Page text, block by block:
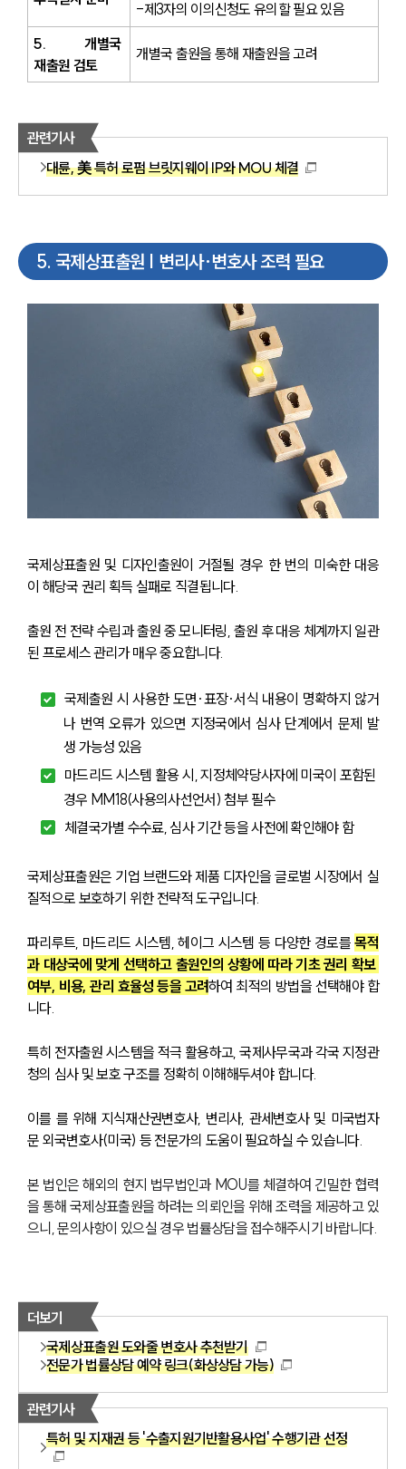
-제3자의 이의신청도 유의할 필요 있음
5. 개별국
재출원 검토
개별국 출원을 통해 재출원을 고려
관련기사
대륜, 美 특허 로펌 브릿지웨이 IP와 MOU 체결
5. 국제상표출원 | 변리사·변호사 조력 필요
국제상표출원 및 디자인출원이 거절될 경우 한 번의 미숙한 대응
이 해당국 권리 획득 실패로 직결됩니다.
출원 전 전략 수립과 출원 중 모니터링, 출원 후 대응 체계까지 일관
된 프로세스 관리가 매우 중요합니다.
국제출원 시 사용한 도면·표장·서식 내용이 명확하지 않거
나 번역 오류가 있으면 지정국에서 심사 단계에서 문제 발
생 가능성 있음
마드리드 시스템 활용 시, 지정체약당사자에 미국이 포함된
경우 MM18(사용의사선언서) 첨부 필수
체결국가별 수수료, 심사 기간 등을 사전에 확인해야 함
국제상표출원은 기업 브랜드와 제품 디자인을 글로벌 시장에서 실
질적으로 보호하기 위한 전략적 도구입니다.
파리루트, 마드리드 시스템, 헤이그 시스템 등 다양한 경로를 목적
과 대상국에 맞게 선택하고 출원인의 상황에 따라 기초 권리 확보
여부, 비용, 관리 효율성 등을 고려하여 최적의 방법을 선택해야 합
니다.
특히 전자출원 시스템을 적극 활용하고, 국제사무국과 각국 지정관
청의 심사 및 보호 구조를 정확히 이해해두셔야 합니다.
이를 를 위해 지식재산권변호사, 변리사, 관세변호사 및 미국법자
문 외국변호사(미국) 등 전문가의 도움이 필요하실 수 있습니다.
본 법인은 해외의 현지 법무법인과 MOU를 체결하여 긴밀한 협력
을 통해 국제상표출원을 하려는 의뢰인을 위해 조력을 제공하고 있
으니, 문의사항이 있으실 경우 법률상담을 접수해주시기 바랍니다.
더보기
국제상표출원 도와줄 변호사 추천받기
전문가 법률상담 예약 링크(화상상담 가능)
관련기사
특허 및 지재권 등 '수출지원기반활용사업' 수행기관 선정